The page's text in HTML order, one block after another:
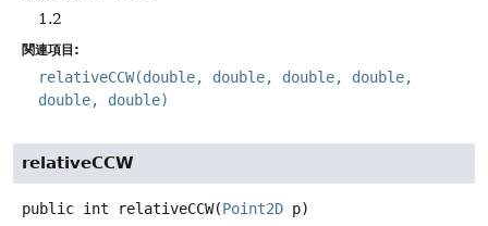
1.2
関連項目:
relativeCCW(double, double, double, double,
double, double)
relativeCCW
public int relativeCCW(Point2D p)